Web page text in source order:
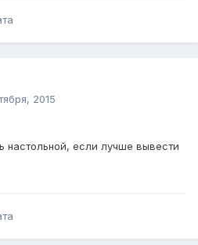
2015
настольной, если лучше вывести